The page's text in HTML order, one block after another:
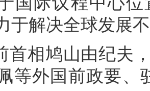
于解决全球发展
首相鸠山由纪夫
等外国前政要、